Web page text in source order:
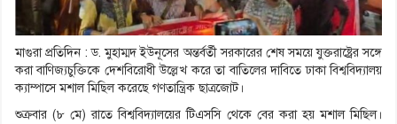
মাগুরা প্রতিদিন : ড. মুহাম্মদ ইউনূসের অন্তর্বর্তী সরকারের শেষ সময়ে যুক্তরাষ্ট্রের সঙ্গে
করা বাণিজ্যচুক্তিকে দেশবিরোধী উল্লেখ করে তা বাতিলের দাবিতে ঢাকা বিশ্ববিদ্যালয়
ক্যাম্পাসে মশাল মিছিল করেছে গণতান্ত্রিক ছাত্রজোট।
শুক্রবার (৮ মে) রাতে বিশ্ববিদ্যালয়ের টিএসসি থেকে বের করা হয় মশাল মিছিল।